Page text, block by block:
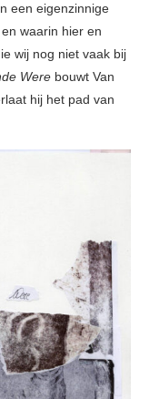
een eigenzinnige
waarin hier en
wij nog niet vaak bij
Were bouwt Van
hij het pad van